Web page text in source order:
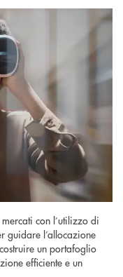
con l’utilizzo di
guidare l’allocazione
un portafoglio
efficiente e un